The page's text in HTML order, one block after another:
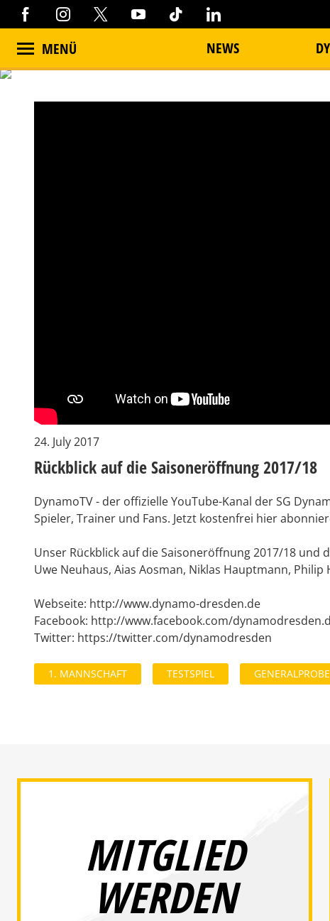
MENÜ NEWS
24. July 2017
Rückblick auf die Saisoneröffnung 2017/18
DynamoTV - der offizielle YouTube-Kanal der SG
Spieler, Trainer und Fans. Jetzt kostenfrei hier
Unser Rückblick auf die Saisoneröffnung 2017/18 und
Uwe Neuhaus, Aias Aosman, Niklas Hauptmann,
Webseite: http://www.dynamo-dresden.de
Facebook: http://www.facebook.com/
Twitter: https://twitter.com/dynamodresden
1. MANNSCHAFT TESTSPIEL GENERALPROBE
MITGLIED
WERDEN